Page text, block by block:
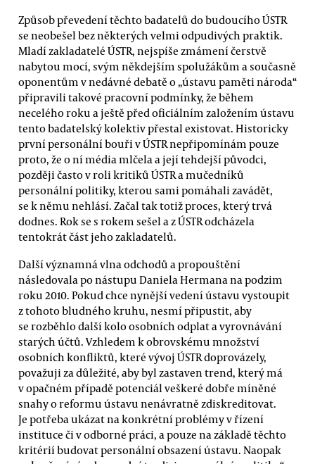
Způsob převedení těchto badatelů do budoucího ÚSTR
se neobešel bez některých velmi odpudivých praktik.
Mladí zakladatelé ÚSTR, nejspíše zmámení čerstvě
nabytou mocí, svým někdejším spolužákům a současně
oponentům v nedávné debatě o „ústavu paměti národa“
připravili takové pracovní podmínky, že během
necelého roku a ještě před oficiálním založením ústavu
tento badatelský kolektiv přestal existovat. Historicky
první personální bouři v ÚSTR nepřipomínám pouze
proto, že o ní média mlčela a její tehdejší původci,
později často v roli kritiků ÚSTR a mučedníků
personální politiky, kterou sami pomáhali zavádět,
se k němu nehlásí. Začal tak totiž proces, který trvá
dodnes. Rok se s rokem sešel a z ÚSTR odcházela
tentokrát část jeho zakladatelů.
Další významná vlna odchodů a propouštění
následovala po nástupu Daniela Hermana na podzim
roku 2010. Pokud chce nynější vedení ústavu vystoupit
z tohoto bludného kruhu, nesmí připustit, aby
se rozběhlo další kolo osobních odplat a vyrovnávání
starých účtů. Vzhledem k obrovskému množství
osobních konfliktů, které vývoj ÚSTR doprovázely,
považuji za důležité, aby byl zastaven trend, který má
v opačném případě potenciál veškeré dobře míněné
snahy o reformu ústavu nenávratně zdiskreditovat.
Je potřeba ukázat na konkrétní problémy v řízení
instituce či v odborné práci, a pouze na základě těchto
kritérií budovat personální obsazení ústavu. Naopak